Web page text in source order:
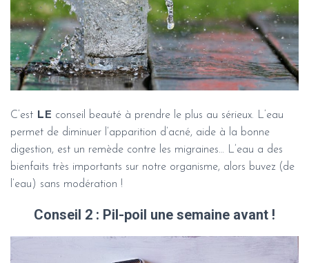
C’est LE conseil beauté à prendre le plus au sérieux. L’eau
permet de diminuer l’apparition d’acné, aide à la bonne
digestion, est un remède contre les migraines… L’eau a des
bienfaits très importants sur notre organisme, alors buvez (de
l’eau) sans modération !
Conseil 2 : Pil-poil une semaine avant !